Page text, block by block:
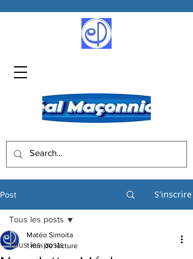
Post S'inscrire
Tous les posts
Tous les posts
Matéo Simoita
1 min de lecture